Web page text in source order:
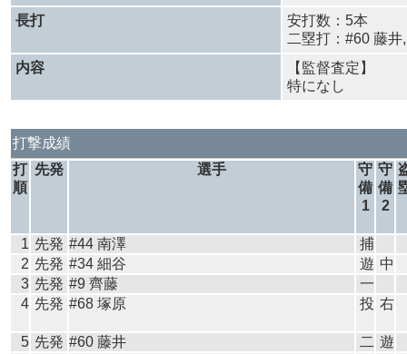
長打
安打数：5本
二塁打：#60 藤
内容
【監督査定】
特になし
打撃成績
打
順
先発 選手
守
備
1
守
備
2
1 先発 #44 南澤
捕
2 先発 #34 細谷 遊 中
3 先発 #9 齊藤
一
4 先発 #68 塚原 投 右
5 先発 #60 藤井 二 遊